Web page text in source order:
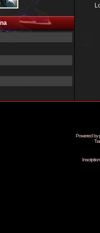
Powered by